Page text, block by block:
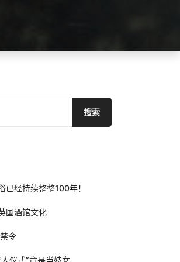
已经持续整整100年！
国酒馆文化
令
仪式”竟是当妓女